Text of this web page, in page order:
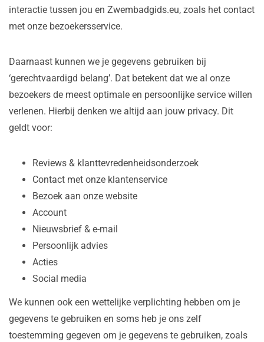
interactie tussen jou en Zwembadgids.eu, zoals het contact
met onze bezoekersservice.
Daarnaast kunnen we je gegevens gebruiken bij
‘gerechtvaardigd belang’. Dat betekent dat we al onze
bezoekers de meest optimale en persoonlijke service willen
verlenen. Hierbij denken we altijd aan jouw privacy. Dit
geldt voor:
Reviews & klanttevredenheidsonderzoek
Contact met onze klantenservice
Bezoek aan onze website
Account
Nieuwsbrief & e-mail
Persoonlijk advies
Acties
Social media
We kunnen ook een wettelijke verplichting hebben om je
gegevens te gebruiken en soms heb je ons zelf
toestemming gegeven om je gegevens te gebruiken, zoals